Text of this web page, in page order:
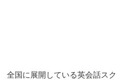
全国に展開している英会話ス